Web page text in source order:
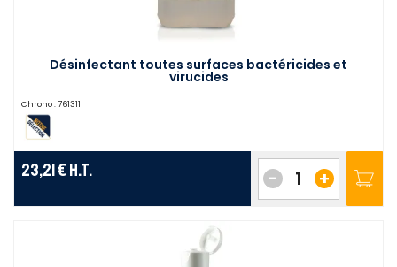
Désinfectant toutes surfaces bactéricides et
virucides
Chrono : 761311
23,21 € H.T. +
-